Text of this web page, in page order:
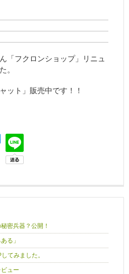
「フクロンショップ」リニュ
。
ット」販売中です！！
密兵器？公開！
る」
てみました。
ュー